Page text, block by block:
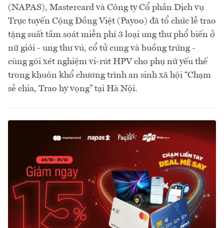
(NAPAS), Mastercard và Công ty Cổ phần Dịch vụ
Trực tuyến Cộng Đồng Việt (Payoo) đã tổ chức lễ trao
tặng suất tầm soát miễn phí 3 loại ung thư phổ biến ở
nữ giới - ung thư vú, cổ tử cung và buồng trứng -
cùng gói xét nghiệm vi-rút HPV cho phụ nữ yếu thế
trong khuôn khổ chương trình an sinh xã hội “Chạm
sẻ chia, Trao hy vọng” tại Hà Nội.